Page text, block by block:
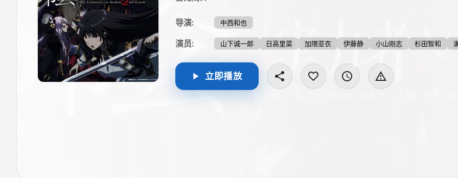
导演: 中西和也
演员: 山下诚一郎 日高里菜 加隈亚衣 伊藤静 小山刚志 杉田智和
立即播放